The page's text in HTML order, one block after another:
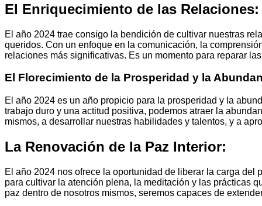
El Enriquecimiento de las Relaciones:
El año 2024 trae consigo la bendición de cultivar nuestras
queridos. Con un enfoque en la comunicación, la
relaciones más significativas. Es un momento para reparar
El Florecimiento de la Prosperidad y la
El año 2024 es un año propicio para la prosperidad y la
trabajo duro y una actitud positiva, podemos atraer la
mismos, a desarrollar nuestras habilidades y talentos, y a
La Renovación de la Paz Interior:
El año 2024 nos ofrece la oportunidad de liberar la carga
para cultivar la atención plena, la meditación y las prácticas
paz dentro de nosotros mismos, seremos capaces de